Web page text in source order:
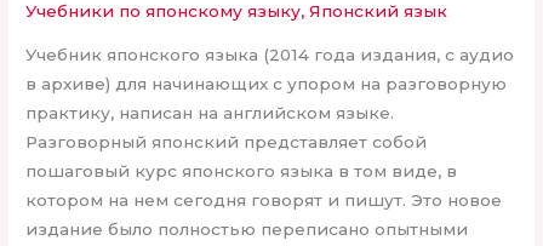
Учебники по японскому языку,Японский язык
Учебник японского языка (2014 года издания, с аудио
в архиве) для начинающих с упором на разговорную
практику, написан на английском языке.
Разговорный японский представляет собой
пошаговый курс японского языка в том виде, в
котором на нем сегодня говорят и пишут. Это новое
издание было полностью переписано опытными